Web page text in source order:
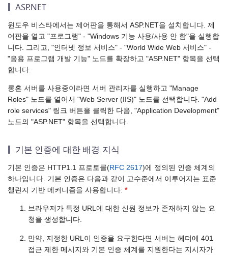
ASP.NET
윈도우 비스타에서는 제어판을 통해서 ASP.NET을 설치합니다. 제
어판을 열고 "프로그램" - "Windows 기능 사용/사용 안 함"을 실행합
니다. 그리고, "인터넷 정보 서비스" - "World Wide Web 서비스" -
"응용 프로그램 개발 기능" 노드를 확장하고 "ASP.NET" 항목을 선택
합니다.
롱혼 서버를 사용중이라면 서버 관리자를 실행하고 "Manage
Roles" 노드를 열어서 "Web Server (IIS)" 노드를 선택합니다. "Add
role services" 링크 버튼을 클릭한 다음, "Application Development"
노드의 "ASP.NET" 항목을 선택합니다.
기본 인증에 대한 배경 지식
기본 인증은 HTTP1.1 프로토콜(RFC 2617)에 정의된 인증 체계의
하나입니다. 기본 인증은 다음과 같이 고수준에서 이루어지는 표준
챌린지 기반 메커니즘을 사용합니다: *
브라우저가 특정 URL에 대한 신원 정보가 존재하지 않는 요
청을 생성합니다.
만약, 지정한 URL이 인증을 요구한다면 서버는 헤더에 401
접근 제한 메시지와 기본 인증 체계를 지원한다는 지시자가